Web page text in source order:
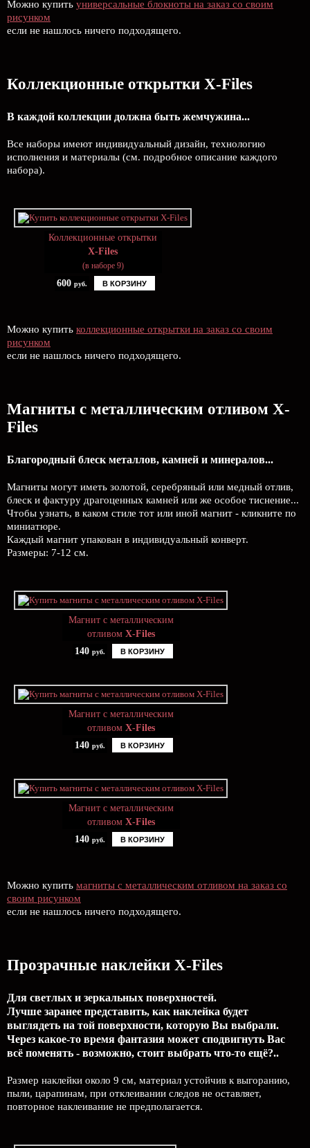
Можно купить универсальные блокноты на заказ со своим
рисунком
если не нашлось ничего подходящего.
Коллекционные открытки X-Files
В каждой коллекции должна быть жемчужина...
Все наборы имеют индивидуальный дизайн, технологию
исполнения и материалы (см. подробное описание каждого
набора).
Коллекционные открытки
X-Files
(в наборе 9)
600 руб. В КОРЗИНУ
Можно купить коллекционные открытки на заказ со своим
рисунком
если не нашлось ничего подходящего.
Магниты с металлическим отливом X-
Files
Благородный блеск металлов, камней и минералов...
Магниты могут иметь золотой, серебряный или медный отлив,
блеск и фактуру драгоценных камней или же особое тиснение...
Чтобы узнать, в каком стиле тот или иной магнит - кликните по
миниатюре.
Каждый магнит упакован в индивидуальный конверт.
Размеры: 7-12 см.
Магнит с металлическим
отливом X-Files
140 руб. В КОРЗИНУ
Магнит с металлическим
отливом X-Files
140 руб. В КОРЗИНУ
Магнит с металлическим
отливом X-Files
140 руб. В КОРЗИНУ
Можно купить магниты с металлическим отливом на заказ со
своим рисунком
если не нашлось ничего подходящего.
Прозрачные наклейки X-Files
Для светлых и зеркальных поверхностей.
Лучше заранее представить, как наклейка будет
выглядеть на той поверхности, которую Вы выбрали.
Через какое-то время фантазия может сподвигнуть Вас
всё поменять - возможно, стоит выбрать что-то ещё?..
Размер наклейки около 9 см, материал устойчив к выгоранию,
пыли, царапинам, при отклеивании следов не оставляет,
повторное наклеивание не предполагается.